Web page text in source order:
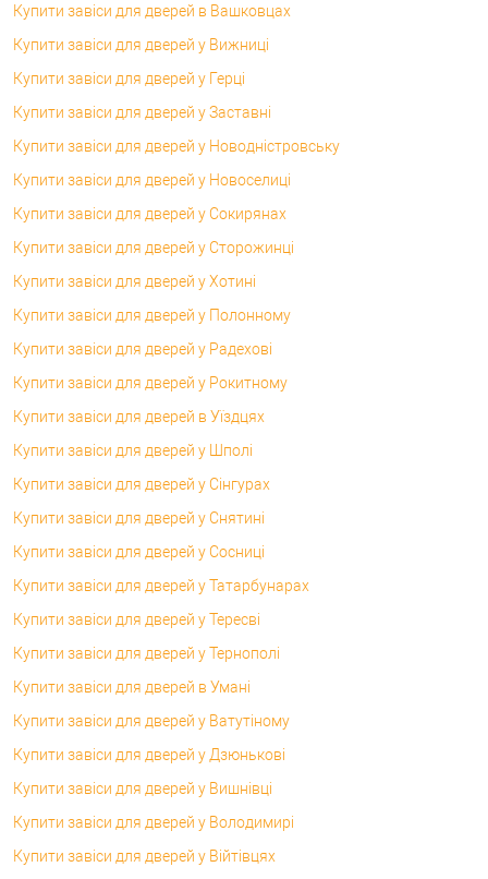
Купити завіси для дверей в Вашковцах
Купити завіси для дверей у Вижниці
Купити завіси для дверей у Герці
Купити завіси для дверей у Заставні
Купити завіси для дверей у Новодністровську
Купити завіси для дверей у Новоселиці
Купити завіси для дверей у Сокирянах
Купити завіси для дверей у Сторожинці
Купити завіси для дверей у Хотині
Купити завіси для дверей у Полонному
Купити завіси для дверей у Радехові
Купити завіси для дверей у Рокитному
Купити завіси для дверей в Уїздцях
Купити завіси для дверей у Шполі
Купити завіси для дверей у Сінгурах
Купити завіси для дверей у Снятині
Купити завіси для дверей у Сосниці
Купити завіси для дверей у Татарбунарах
Купити завіси для дверей у Тересві
Купити завіси для дверей у Тернополі
Купити завіси для дверей в Умані
Купити завіси для дверей у Ватутіному
Купити завіси для дверей у Дзюнькові
Купити завіси для дверей у Вишнівці
Купити завіси для дверей у Володимирі
Купити завіси для дверей у Війтівцях